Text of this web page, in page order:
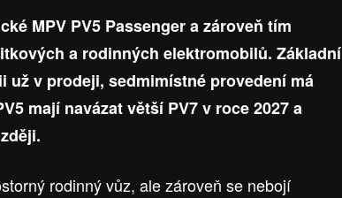
MPV PV5 Passenger a zároveň tím
a rodinných elektromobilů. Základní
už v prodeji, sedmimístné provedení má
mají navázat větší PV7 v roce 2027 a
rodinný vůz, ale zároveň se nebojí